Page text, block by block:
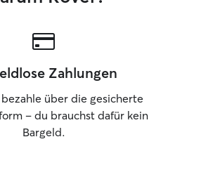
Zahlungen
über die gesicherte
– du brauchst dafür kein
Bargeld.